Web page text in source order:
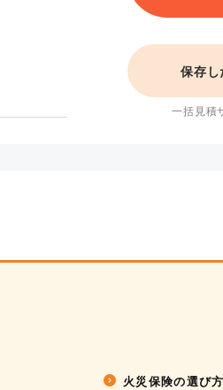
保存し
一括見積
火災保険の選び方